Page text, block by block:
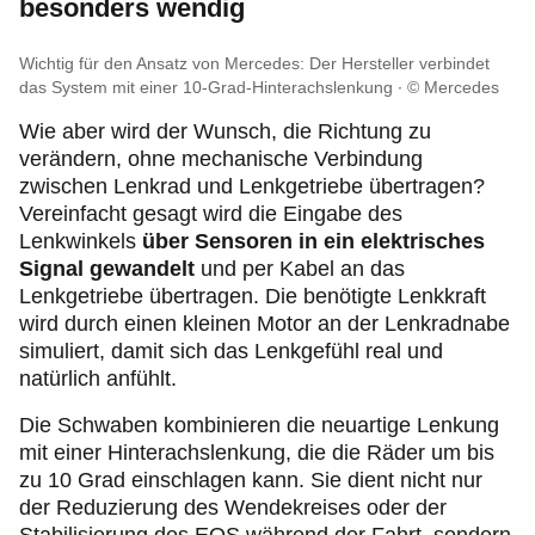
besonders wendig
Wichtig für den Ansatz von Mercedes: Der Hersteller verbindet
das System mit einer 10-Grad-Hinterachslenkung
© Mercedes
Wie aber wird der Wunsch, die Richtung zu
verändern, ohne mechanische Verbindung
zwischen Lenkrad und Lenkgetriebe übertragen?
Vereinfacht gesagt wird die Eingabe des
Lenkwinkels über Sensoren in ein elektrisches
Signal gewandelt und per Kabel an das
Lenkgetriebe übertragen. Die benötigte Lenkkraft
wird durch einen kleinen Motor an der Lenkradnabe
simuliert, damit sich das Lenkgefühl real und
natürlich anfühlt.
Die Schwaben kombinieren die neuartige Lenkung
mit einer Hinterachslenkung, die die Räder um bis
zu 10 Grad einschlagen kann. Sie dient nicht nur
der Reduzierung des Wendekreises oder der